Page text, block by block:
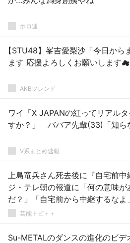
ホロ速
【STU48】峯吉愛梨沙「今日から
ます 応援よろしくお願いします☁
AKBフレンド
ワイ「X JAPANの紅ってリアル
すか？」 ババア先輩(33)「知ら
V系まとめ速報
上島竜兵さん死去後に『自宅前
ジ・テレ朝の報道に「何の意味が
だ？」「自宅前から中継するなよ」
芸能トピ＋＋
Su-METALのダンスの進化のビ